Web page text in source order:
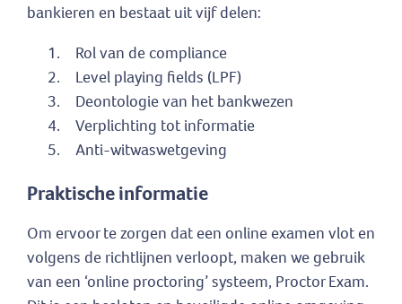
bankieren en bestaat uit vijf delen:
Rol van de compliance
Level playing fields (LPF)
Deontologie van het bankwezen
Verplichting tot informatie
Anti-witwaswetgeving
Praktische informatie
Om ervoor te zorgen dat een online examen vlot en
volgens de richtlijnen verloopt, maken we gebruik
van een ‘online proctoring’ systeem, Proctor Exam.